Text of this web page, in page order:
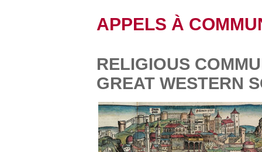
APPELS À
RELIGIOUS
GREAT WESTERN